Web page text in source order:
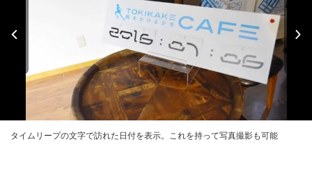
タイムリープの文字で訪れた日付を表示。これを持って写真撮影も可能